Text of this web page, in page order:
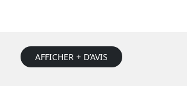
AFFICHER + D’AVIS